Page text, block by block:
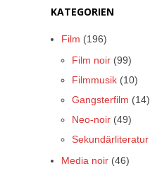
KATEGORIEN
Film (196)
Film noir (99)
Filmmusik (10)
Gangsterfilm (14)
Neo-noir (49)
Sekundärliteratur
Media noir (46)